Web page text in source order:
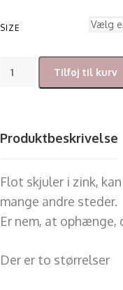
SIZE
Tilføj til kurv
Produktbeskrivelse
Flot skjuler i zink,
mange andre steder.
Er nem, at ophænge,
Der er to størrelser